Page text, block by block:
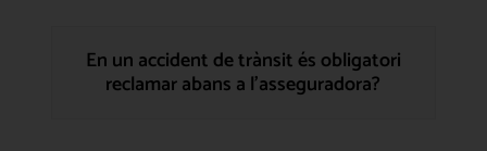
En un accident de trànsit és obligatori
reclamar abans a l’asseguradora?